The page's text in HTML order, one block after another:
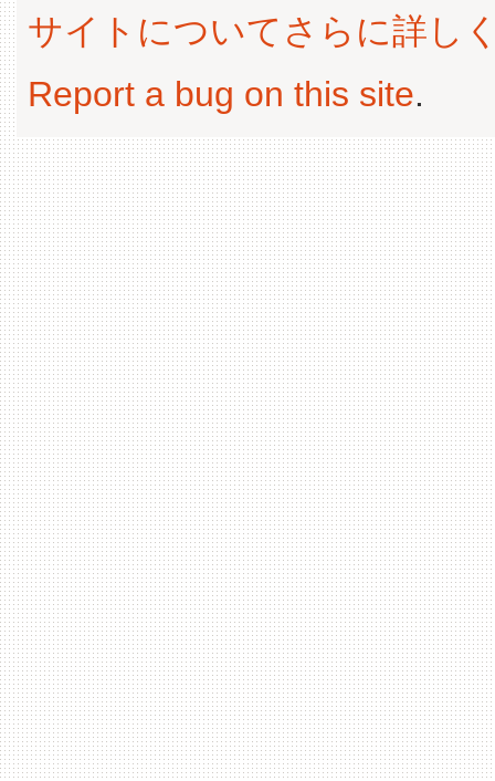
サイトについてさらに詳し
Report a bug on this site.